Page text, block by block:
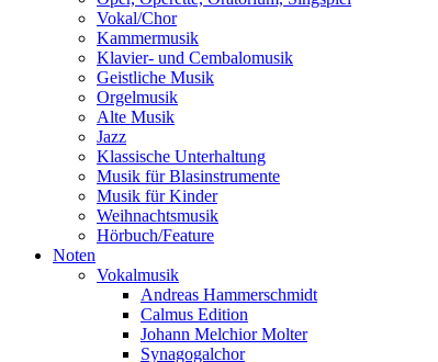
Vokal/Chor
Kammermusik
Klavier- und Cembalomusik
Geistliche Musik
Orgelmusik
Alte Musik
Jazz
Klassische Unterhaltung
Musik für Blasinstrumente
Musik für Kinder
Weihnachtsmusik
Hörbuch/Feature
Noten
Vokalmusik
Andreas Hammerschmidt
Calmus Edition
Johann Melchior Molter
Synagogalchor